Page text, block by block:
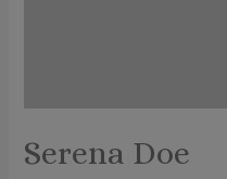
Serena Doe